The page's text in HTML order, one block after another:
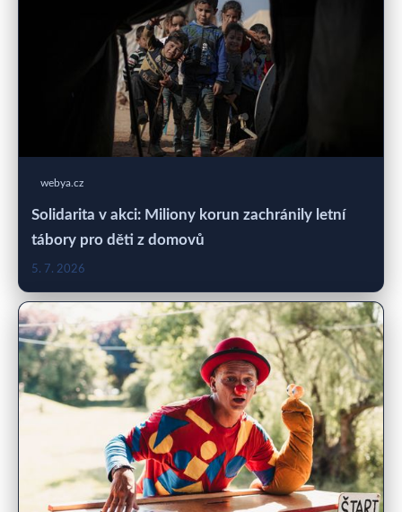
webya.cz
Solidarita v akci: Miliony korun zachránily letní
tábory pro děti z domovů
5. 7. 2026